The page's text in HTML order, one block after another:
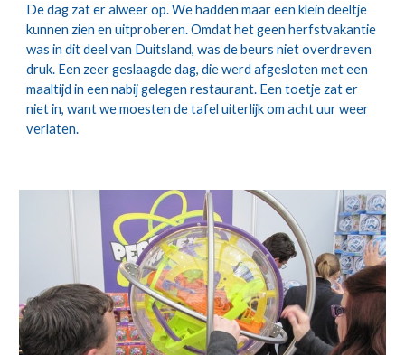
De dag zat er alweer op. We hadden maar een klein deeltje
kunnen zien en uitproberen. Omdat het geen herfstvakantie
was in dit deel van Duitsland, was de beurs niet overdreven
druk. Een zeer geslaagde dag, die werd afgesloten met een
maaltijd in een nabij gelegen restaurant. Een toetje zat er
niet in, want we moesten de tafel uiterlijk om acht uur weer
verlaten.